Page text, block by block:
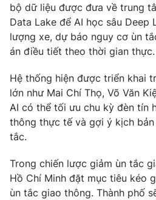
bộ dữ liệu được đưa về trung
Data Lake để AI học sâu Deep
lượng xe, dự báo nguy cơ ùn
án điều tiết theo thời gian thực.
Hệ thống hiện được triển khai
lớn như Mai Chí Thọ, Võ Văn
AI có thể tối ưu chu kỳ đèn tín
thông thực tế và gợi ý kịch
tắc.
Trong chiến lược giảm ùn tắc
Hồ Chí Minh đặt mục tiêu kéo
ùn tắc giao thông. Thành phố